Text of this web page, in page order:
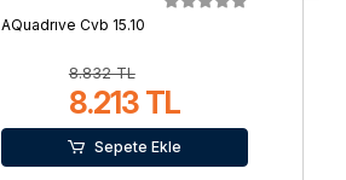
AQuadrıve Cvb 15.10
8.832 TL
8.213 TL
Sepete Ekle